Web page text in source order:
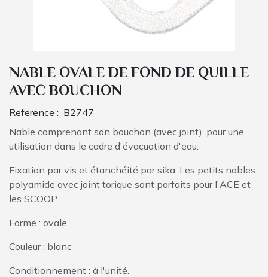
NABLE OVALE DE FOND DE QUILLE
AVEC BOUCHON
Reference : B2747
Nable comprenant son bouchon (avec joint), pour une
utilisation dans le cadre d'évacuation d'eau.
Fixation par vis et étanchéité par sika. Les petits nables
polyamide avec joint torique sont parfaits pour l'ACE et
les SCOOP.
Forme : ovale
Couleur : blanc
Conditionnement : à l'unité.